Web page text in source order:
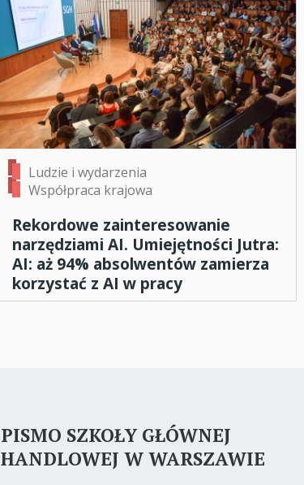
Ludzie i wydarzenia
Współpraca krajowa
Rekordowe zainteresowanie
narzędziami AI. Umiejętności Jutra:
AI: aż 94% absolwentów zamierza
korzystać z AI w pracy
PISMO SZKOŁY GŁÓWNEJ
HANDLOWEJ W WARSZAWIE